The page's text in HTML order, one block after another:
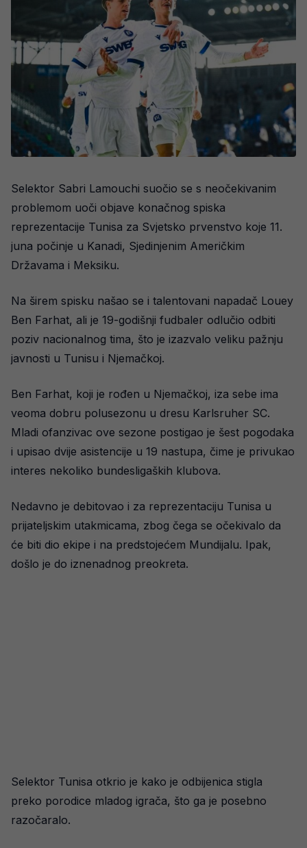
Selektor Sabri Lamouchi suočio se s neočekivanim
problemom uoči objave konačnog spiska
reprezentacije Tunisa za Svjetsko prvenstvo koje 11.
juna počinje u Kanadi, Sjedinjenim Američkim
Državama i Meksiku.
Na širem spisku našao se i talentovani napadač Louey
Ben Farhat, ali je 19-godišnji fudbaler odlučio odbiti
poziv nacionalnog tima, što je izazvalo veliku pažnju
javnosti u Tunisu i Njemačkoj.
Ben Farhat, koji je rođen u Njemačkoj, iza sebe ima
veoma dobru polusezonu u dresu Karlsruher SC.
Mladi ofanzivac ove sezone postigao je šest pogodaka
i upisao dvije asistencije u 19 nastupa, čime je privukao
interes nekoliko bundesligaških klubova.
Nedavno je debitovao i za reprezentaciju Tunisa u
prijateljskim utakmicama, zbog čega se očekivalo da
će biti dio ekipe i na predstojećem Mundijalu. Ipak,
došlo je do iznenadnog preokreta.
Selektor Tunisa otkrio je kako je odbijenica stigla
preko porodice mladog igrača, što ga je posebno
razočaralo.